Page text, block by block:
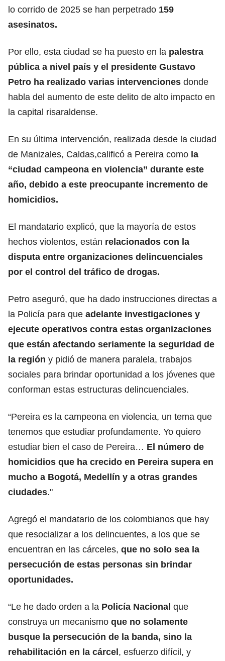
lo corrido de 2025 se han perpetrado 159
asesinatos.
Por ello, esta ciudad se ha puesto en la palestra
pública a nivel país y el presidente Gustavo
Petro ha realizado varias intervenciones donde
habla del aumento de este delito de alto impacto en
la capital risaraldense.
En su última intervención, realizada desde la ciudad
de Manizales, Caldas,calificó a Pereira como la
“ciudad campeona en violencia” durante este
año, debido a este preocupante incremento de
homicidios.
El mandatario explicó, que la mayoría de estos
hechos violentos, están relacionados con la
disputa entre organizaciones delincuenciales
por el control del tráfico de drogas.
Petro aseguró, que ha dado instrucciones directas a
la Policía para que adelante investigaciones y
ejecute operativos contra estas organizaciones
que están afectando seriamente la seguridad de
la región y pidió de manera paralela, trabajos
sociales para brindar oportunidad a los jóvenes que
conforman estas estructuras delincuenciales.
“Pereira es la campeona en violencia, un tema que
tenemos que estudiar profundamente. Yo quiero
estudiar bien el caso de Pereira… El número de
homicidios que ha crecido en Pereira supera en
mucho a Bogotá, Medellín y a otras grandes
ciudades."
Agregó el mandatario de los colombianos que hay
que resocializar a los delincuentes, a los que se
encuentran en las cárceles, que no solo sea la
persecución de estas personas sin brindar
oportunidades.
“Le he dado orden a la Policía Nacional que
construya un mecanismo que no solamente
busque la persecución de la banda, sino la
rehabilitación en la cárcel, esfuerzo difícil, y